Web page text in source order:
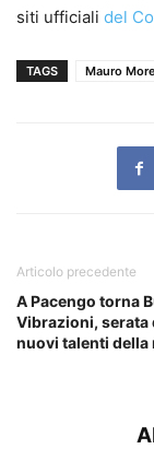
siti ufficiali del
TAGS Mauro
Articolo precedente
A Pacengo torna
Vibrazioni, serata
nuovi talenti della